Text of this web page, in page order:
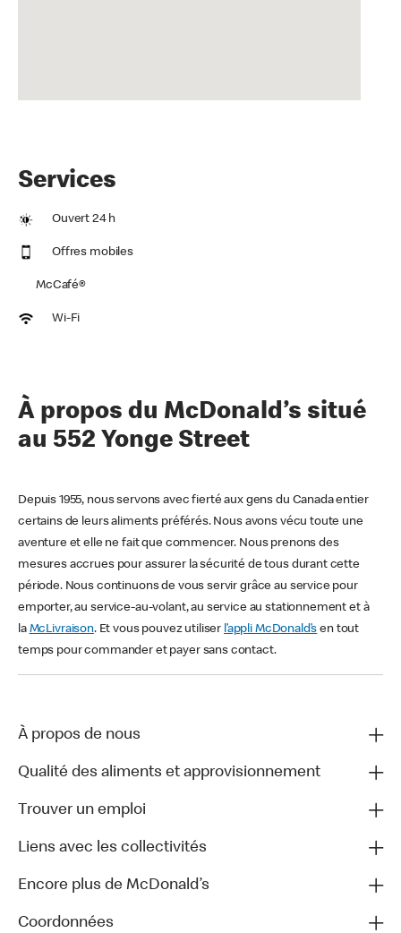
Services
Ouvert 24 h
Offres mobiles
McCafé®
Wi-Fi
À propos du McDonald’s situé
au 552 Yonge Street
Depuis 1955, nous servons avec fierté aux gens du Canada entier
certains de leurs aliments préférés. Nous avons vécu toute une
aventure et elle ne fait que commencer. Nous prenons des
mesures accrues pour assurer la sécurité de tous durant cette
période. Nous continuons de vous servir grâce au service pour
emporter, au service-au-volant, au service au stationnement et à
la McLivraison. Et vous pouvez utiliser l’appli McDonald’s en tout
temps pour commander et payer sans contact.
À propos de nous
Qualité des aliments et approvisionnement
Trouver un emploi
Liens avec les collectivités
Encore plus de McDonald’s
Coordonnées